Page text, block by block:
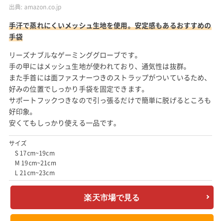
出典: amazon.co.jp
手汗で蒸れにくいメッシュ生地を使用。安定感もあるおすすめの
手袋
リーズナブルなゲーミンググローブです。
手の甲にはメッシュ生地が使われており、通気性は抜群。
また手首には面ファスナーつきのストラップがついているため、
好みの位置でしっかり手袋を固定できます。
サポートフックつきなので引っ張るだけで簡単に脱げるところも
好印象。
安くてもしっかり使える一品です。
サイズ
S 17cm~19cm
M 19cm~21cm
L 21cm~23cm
楽天市場で見る